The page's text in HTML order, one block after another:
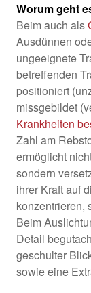
Worum geht
Beim auch als
Ausdünnen
ungeeignete
betreffenden
positioniert
missgebildet
Krankheiten
Zahl am
ermöglicht
sondern
ihrer Kraft auf
konzentrieren,
Beim
Detail
geschulter
sowie eine